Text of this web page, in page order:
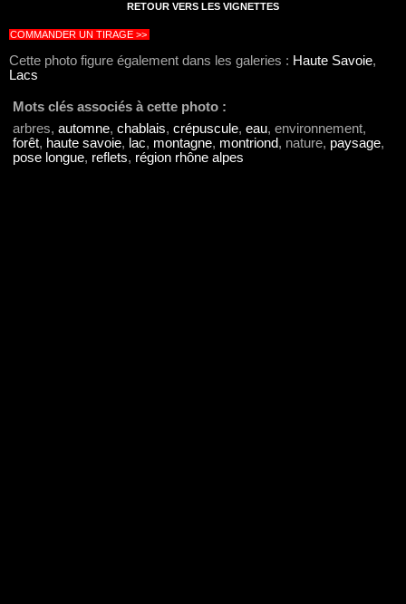
RETOUR VERS LES VIGNETTES
COMMANDER UN TIRAGE >>
Cette photo figure également dans les galeries : Haute Savoie,
Lacs
Mots clés associés à cette photo :
arbres, automne, chablais, crépuscule, eau, environnement,
forêt, haute savoie, lac, montagne, montriond, nature, paysage,
pose longue, reflets, région rhône alpes